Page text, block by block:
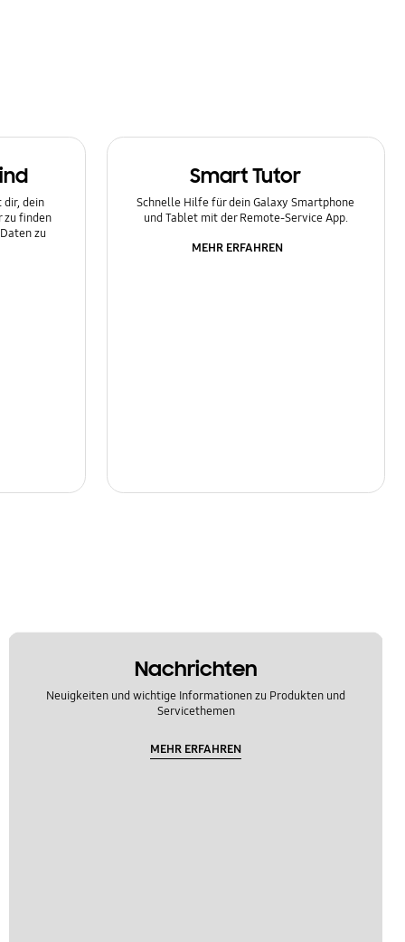
dir, dein
zu finden
zu
Smart Tutor
Schnelle Hilfe für dein Galaxy Smartphone
und Tablet mit der Remote-Service App.
MEHR ERFAHREN
Nachrichten
Neuigkeiten und wichtige Informationen zu Produkten und
Servicethemen
MEHR ERFAHREN